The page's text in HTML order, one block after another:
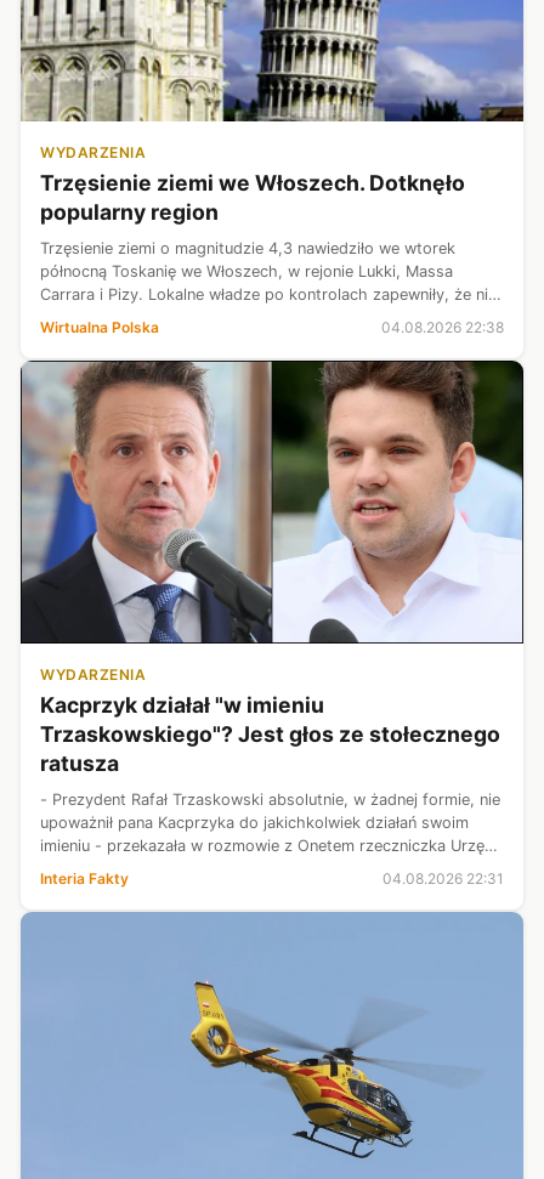
WYDARZENIA
Trzęsienie ziemi we Włoszech. Dotknęło
popularny region
Trzęsienie ziemi o magnitudzie 4,3 nawiedziło we wtorek
północną Toskanię we Włoszech, w rejonie Lukki, Massa
Carrara i Pizy. Lokalne władze po kontrolach zapewniły, że nie
doszło do szkód ani zniszczeń.
Wirtualna Polska 04.08.2026 22:38
WYDARZENIA
Kacprzyk działał "w imieniu
Trzaskowskiego"? Jest głos ze stołecznego
ratusza
- Prezydent Rafał Trzaskowski absolutnie, w żadnej formie, nie
upoważnił pana Kacprzyka do jakichkolwiek działań swoim
imieniu - przekazała w rozmowie z Onetem rzeczniczka Urzędu
prezes Szpital...
Interia Fakty 04.08.2026 22:31